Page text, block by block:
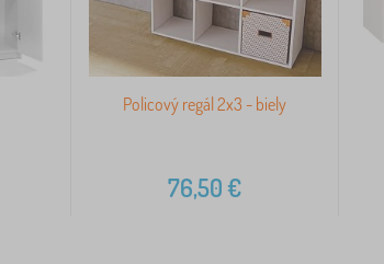
Policový regál 2x3 - biely
76,50€